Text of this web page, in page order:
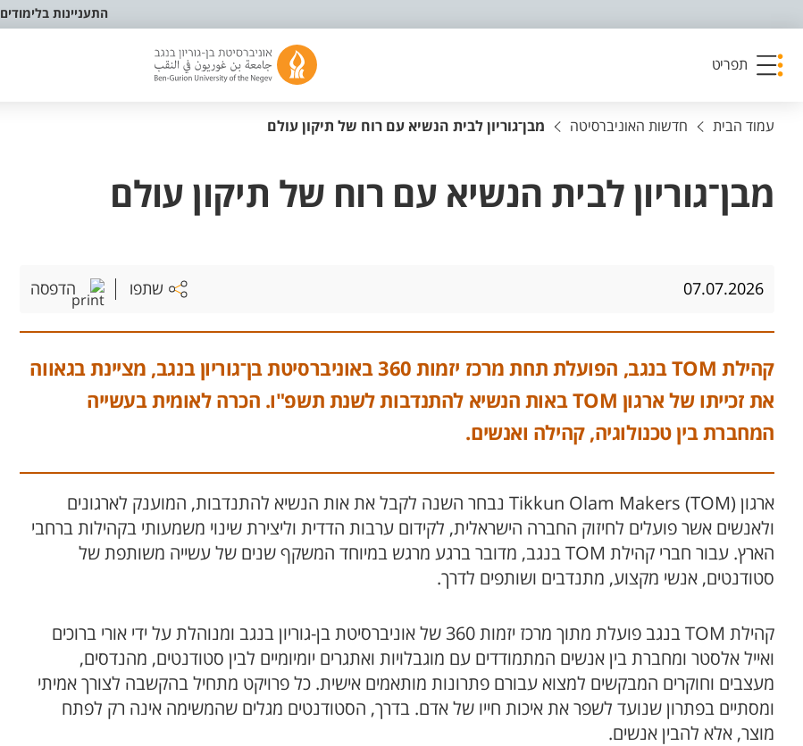
התעניינות בלימודים
תפריט
עמוד הבית חדשות האוניברסיטה מבן־גוריון לבית הנשיא עם רוח של תיקון עולם
מבן־גוריון לבית הנשיא עם רוח של תיקון עולם
07.07.2026 שתפו הדפסה
קהילת TOM בנגב, הפועלת תחת מרכז יזמות 360 באוניברסיטת בן־גוריון בנגב, מציינת בגאווה
את זכייתו של ארגון TOM באות הנשיא להתנדבות לשנת תשפ"ו. הכרה לאומית בעשייה
המחברת בין טכנולוגיה, קהילה ואנשים.
ארגון Tikkun Olam Makers (TOM) נבחר השנה לקבל את אות הנשיא להתנדבות, המוענק לארגונים
ולאנשים אשר פועלים לחיזוק החברה הישראלית, לקידום ערבות הדדית וליצירת שינוי משמעותי בקהילות ברחבי
הארץ. עבור חברי קהילת TOM בנגב, מדובר ברגע מרגש במיוחד המשקף שנים של עשייה משותפת של
סטודנטים, אנשי מקצוע, מתנדבים ושותפים לדרך.
קהילת TOM בנגב פועלת מתוך מרכז יזמות 360 של אוניברסיטת בן-גוריון בנגב ומנוהלת על ידי אורי ברוכים
ואייל אלסטר ומחברת בין אנשים המתמודדים עם מוגבלויות ואתגרים יומיומיים לבין סטודנטים, מהנדסים,
מעצבים וחוקרים המבקשים למצוא עבורם פתרונות מותאמים אישית. כל פרויקט מתחיל בהקשבה לצורך אמיתי
ומסתיים בפתרון שנועד לשפר את איכות חייו של אדם. בדרך, הסטודנטים מגלים שהמשימה אינה רק לפתח
מוצר, אלא להבין אנשים.